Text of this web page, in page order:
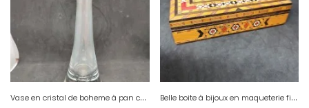
V
ase en cristal de boheme à pan coupé en bon etat
B
elle boite à bijoux en maqueterie finement travaillé en bon etat